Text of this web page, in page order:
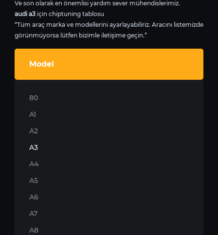
Ve son olarak en önemlisi yardım sever mühendislerimiz.
audi a3 için chiptuning tablosu
“Tüm araç marka ve modellerini ayarlayabiliriz. Aracını listemizde
görünmüyorsa lütfen bizimle iletişime geçin.”
Model
80
A1
A2
A3
A4
A5
A6
A7
A8